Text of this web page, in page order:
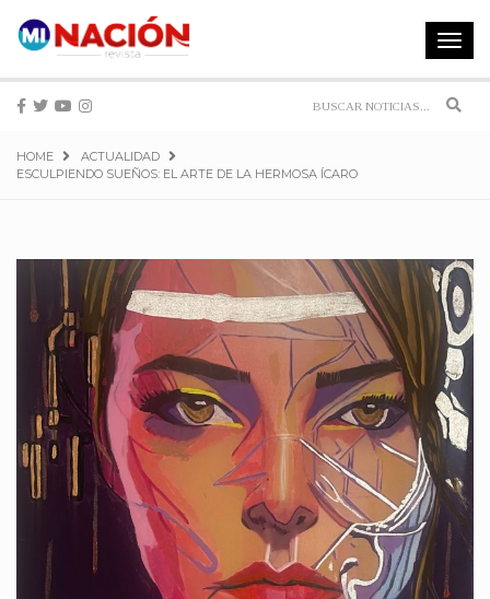
Toggle
HOME
ACTUALIDAD
ESCULPIENDO SUEÑOS: EL ARTE DE LA HERMOSA ÍCARO